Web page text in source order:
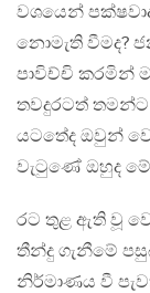
වශයෙන්
නොමැති වීමද?
පාවිච්චි කරමින්
තවදුරටත් තමන්ට
යටතේද ඔවුන්
වැටුණේ ඔහුද
රට තුළ ඇති වූ
තීන්දු ගැනීමේ
නිර්මාණය වී